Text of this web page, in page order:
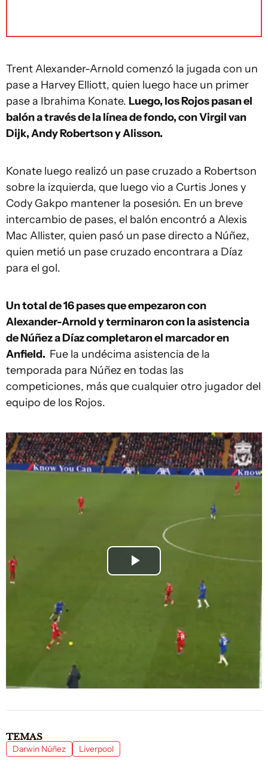
Trent Alexander-Arnold comenzó la jugada con un
pase a Harvey Elliott, quien luego hace un primer
pase a Ibrahima Konate. Luego, los Rojos pasan el
balón a través de la línea de fondo, con Virgil van
Dijk, Andy Robertson y Alisson.
Konate luego realizó un pase cruzado a Robertson
sobre la izquierda, que luego vio a Curtis Jones y
Cody Gakpo mantener la posesión. En un breve
intercambio de pases, el balón encontró a Alexis
Mac Allister, quien pasó un pase directo a Núñez,
quien metió un pase cruzado encontrara a Díaz
para el gol.
Un total de 16 pases que empezaron con
Alexander-Arnold y terminaron con la asistencia
de Núñez a Díaz completaron el marcador en
Anfield. Fue la undécima asistencia de la
temporada para Núñez en todas las
competiciones, más que cualquier otro jugador del
equipo de los Rojos.
Play
Video
TEMAS
Darwin Núñez Liverpool